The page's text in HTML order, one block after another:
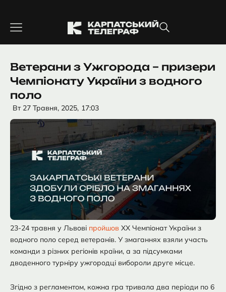
вмісту
Ветерани з Ужгорода – призери
Чемпіонату України з водного
поло
Вт 27 Травня, 2025, 17:03
23-24 травня у Львові пройшов XX Чемпіонат України з
водного поло серед ветеранів. У змаганнях взяли участь
команди з різних регіонів країни, а за підсумками
дводенного турніру ужгородці вибороли друге місце.
Згідно з регламентом, кожна гра тривала два періоди по 6